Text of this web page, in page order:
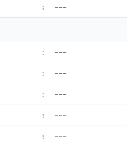
: ---
: ---
: ---
: ---
: ---
: ---